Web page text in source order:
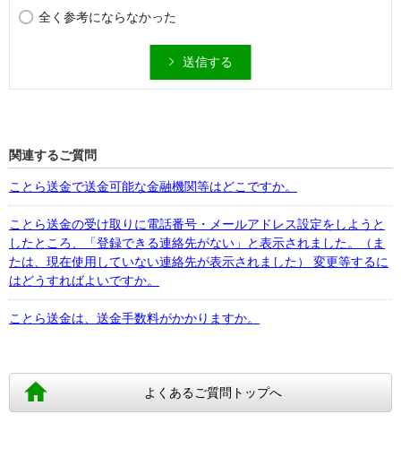
全く参考にならなかった
送信する
関連するご質問
ことら送金で送金可能な金融機関等はどこですか。
ことら送金の受け取りに電話番号・メールアドレス設定をしようと
したところ、「登録できる連絡先がない」と表示されました。（ま
たは、現在使用していない連絡先が表示されました） 変更等するに
はどうすればよいですか。
ことら送金は、送金手数料がかかりますか。
よくあるご質問トップへ